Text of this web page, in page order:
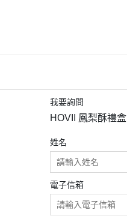
我要詢問
HOVII 鳳梨酥禮盒
姓名
電子信箱